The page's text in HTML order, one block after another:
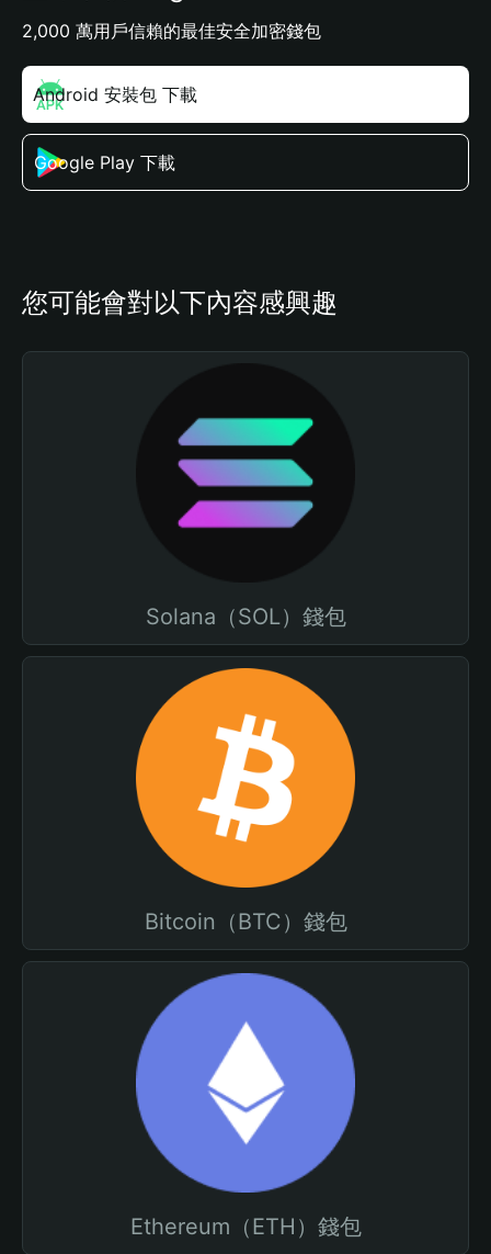
2,000 萬用戶信賴的最佳安全加密錢包
Android 安裝包 下載
Google Play 下載
您可能會對以下內容感興趣
Solana（SOL）錢包
Bitcoin（BTC）錢包
Ethereum（ETH）錢包